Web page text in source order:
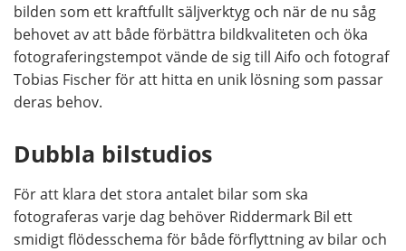
bilden som ett kraftfullt säljverktyg och när de nu såg
behovet av att både förbättra bildkvaliteten och öka
fotograferingstempot vände de sig till Aifo och fotograf
Tobias Fischer för att hitta en unik lösning som passar
deras behov.
Dubbla bilstudios
För att klara det stora antalet bilar som ska
fotograferas varje dag behöver Riddermark Bil ett
smidigt flödesschema för både förflyttning av bilar och